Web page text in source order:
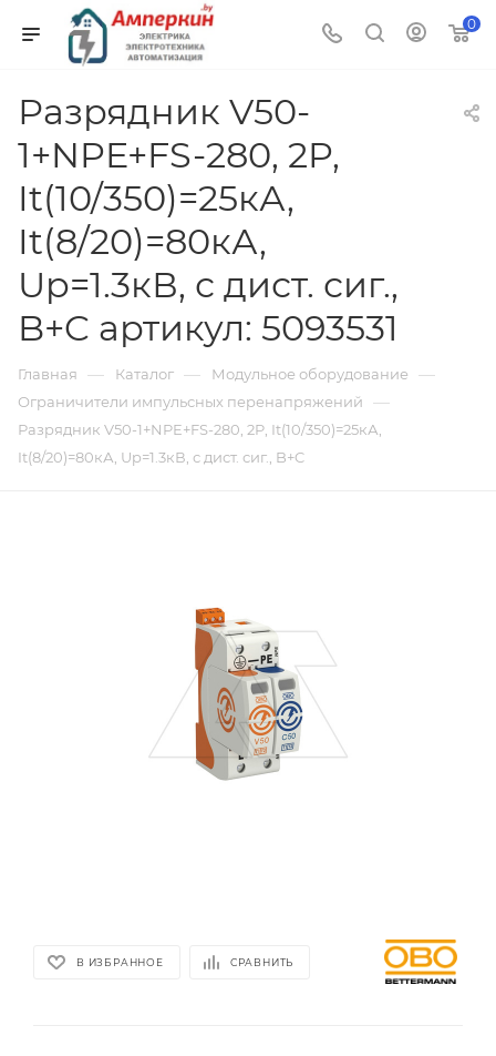
0
Разрядник V50-
1+NPE+FS-280, 2P,
It(10/350)=25кА,
It(8/20)=80кА,
Up=1.3кВ, с дист. сиг.,
B+C артикул: 5093531
Главная — Каталог — Модульное оборудование —
Ограничители импульсных перенапряжений —
Разрядник V50-1+NPE+FS-280, 2P, It(10/350)=25кА,
It(8/20)=80кА, Up=1.3кВ, с дист. сиг., B+C
В ИЗБРАННОЕ СРАВНИТЬ